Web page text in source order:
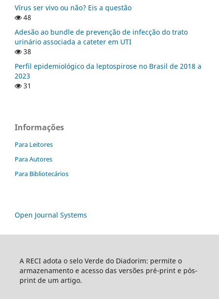
Vírus ser vivo ou não? Eis a questão
48
Adesão ao bundle de prevenção de infecção do trato
urinário associada a cateter em UTI
38
Perfil epidemiológico da leptospirose no Brasil de 2018 a
2023
31
Informações
Para Leitores
Para Autores
Para Bibliotecários
Open Journal Systems
A RECI adota o selo Verde do Diadorim: permite o
armazenamento e acesso das versões pré-print e pós-
print de um artigo.